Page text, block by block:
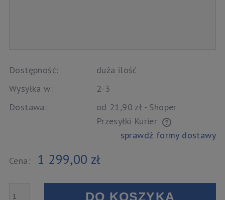
Dostępność:
duża ilość
Wysyłka w:
2-3
Dostawa:
od 21,90 zł - Shoper
Przesyłki Kurier
Cena nie zawiera ewentualnych kosztów płatności
sprawdź formy dostawy
Cena: 1 299,00 zł
DO KOSZYKA